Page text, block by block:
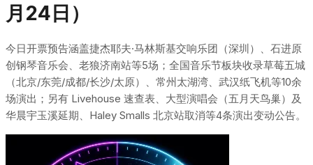
月24日）
今日开票预告涵盖捷杰耶夫·马林斯基交响乐团（深圳）、石进原
创钢琴音乐会、老狼济南站等5场；全国音乐节板块收录草莓五城
（北京/东莞/成都/长沙/太原）、常州太湖湾、武汉纸飞机等10余
场演出；另有 Livehouse 速查表、大型演唱会（五月天鸟巢）及
华晨宇玉溪延期、Haley Smalls 北京站取消等4条演出变动公告。